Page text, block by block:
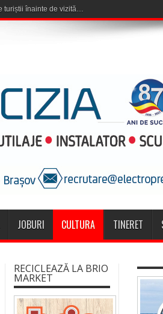
JOBURI CULTURA TINERET
RECICLEAZĂ LA BRIO
MARKET